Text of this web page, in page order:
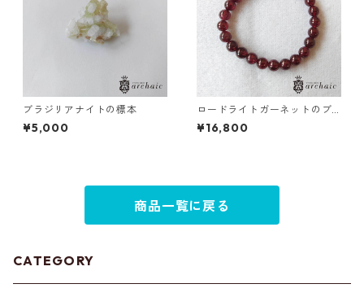
ブラジリアナイトの標本
¥5,000
ロードライトガーネットのブ
レスレット(7mm)
¥16,800
商品一覧に戻る
CATEGORY